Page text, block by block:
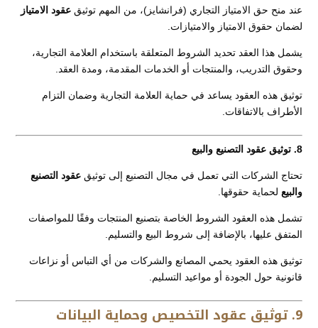
عند منح حق الامتياز التجاري (فرانشايز)، من المهم توثيق عقود الامتياز
لضمان حقوق الامتياز والامتيازات.
يشمل هذا العقد تحديد الشروط المتعلقة باستخدام العلامة التجارية،
وحقوق التدريب، والمنتجات أو الخدمات المقدمة، ومدة العقد.
توثيق هذه العقود يساعد في حماية العلامة التجارية وضمان التزام
الأطراف بالاتفاقات.
8. توثيق عقود التصنيع والبيع
تحتاج الشركات التي تعمل في مجال التصنيع إلى توثيق عقود التصنيع
والبيع لحماية حقوقها.
تشمل هذه العقود الشروط الخاصة بتصنيع المنتجات وفقًا للمواصفات
المتفق عليها، بالإضافة إلى شروط البيع والتسليم.
توثيق هذه العقود يحمي المصانع والشركات من أي التباس أو نزاعات
قانونية حول الجودة أو مواعيد التسليم.
9. توثيق عقود التخصيص وحماية البيانات